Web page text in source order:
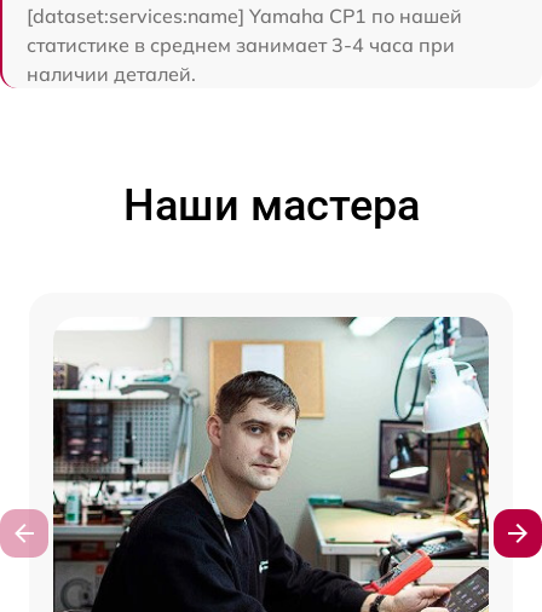
[dataset:services:name] Yamaha CP1 по нашей
статистике в среднем занимает 3-4 часа при
наличии деталей.
Наши мастера